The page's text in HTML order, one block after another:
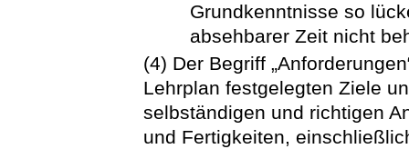
Grundkenntnisse so
absehbarer Zeit nicht
(4) Der Begriff
Lehrplan festgelegten Ziele
selbständigen und richtigen
und Fertigkeiten,